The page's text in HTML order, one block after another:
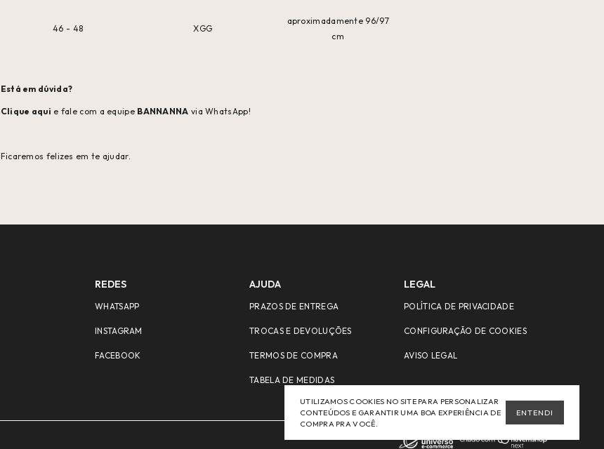
UTILIZAMOS COOKIES NO SITE PARA PERSONALIZAR
CONTEÚDOS E GARANTIR UMA BOA EXPERIÊNCIA DE
COMPRA PRA VOCÊ.
ENTENDI
46 - 48 XGG
aproximadamente 96/97
cm
Está em dúvida?
Clique aqui e fale com a equipe BANNANNA via WhatsApp!
Ficaremos felizes em te ajudar.
REDES
WHATSAPP
INSTAGRAM
FACEBOOK
AJUDA
PRAZOS DE ENTREGA
TROCAS E DEVOLUÇÕES
TERMOS DE COMPRA
TABELA DE MEDIDAS
LEGAL
POLÍTICA DE PRIVACIDADE
CONFIGURAÇÃO DE COOKIES
AVISO LEGAL